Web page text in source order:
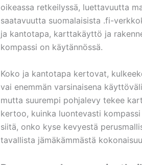
oikeassa retkeilyssä, luettavuutta
saatavuutta suomalaisista .fi-
ja kantotapa, karttakäyttö ja
kompassi on käytännössä.
Koko ja kantotapa kertovat,
vai enemmän varsinaisena
mutta suurempi pohjalevy tekee
kertoo, kuinka luontevasti
siitä, onko kyse kevyestä
tavallista jämäkämmästä